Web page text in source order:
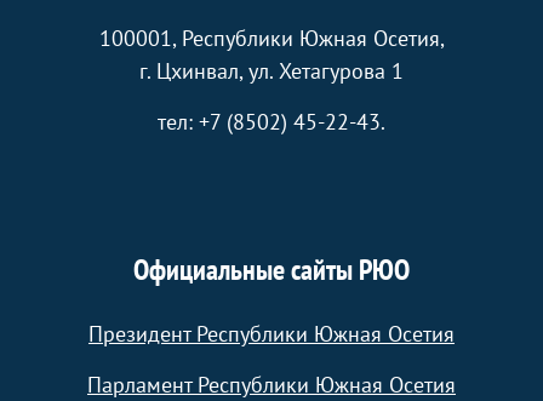
100001, Республики Южная Осетия,
г. Цхинвал, ул. Хетагурова 1
тел: +7 (8502) 45-22-43.
Официальные сайты РЮО
Президент Республики Южная Осетия
Парламент Республики Южная Осетия